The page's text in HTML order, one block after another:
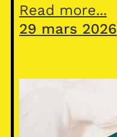
Read more...
29 mars 2026